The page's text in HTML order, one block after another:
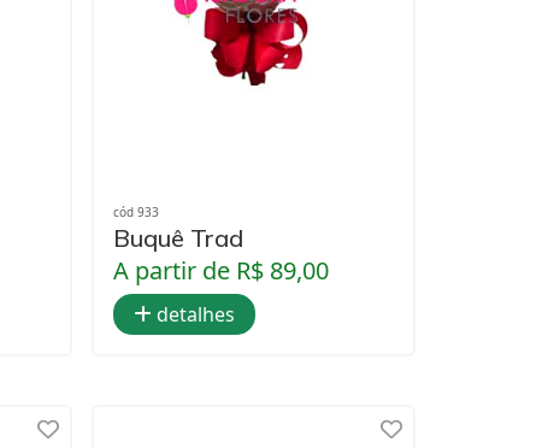
cód 933
Buquê Trad
A partir de R$ 89,00
detalhes